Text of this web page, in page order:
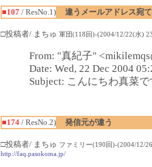
■107 / ResNo.1) 違うメールアドレス宛
□投稿者/ まちゅ 軍団(118回)-(2004/12/22(水)
From: "真紀子"
Date: Wed, 22 Dec 2004
Subject: こんにちわ真菜
■174 / ResNo.2) 発信元が違う
□投稿者/ まちゅ ファミリー(190回)-(2004/12/
http://faq.pasokoma.jp/